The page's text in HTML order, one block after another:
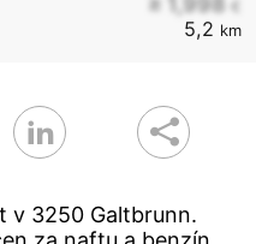
€
5,2 km
v 3250 Galtbrunn.